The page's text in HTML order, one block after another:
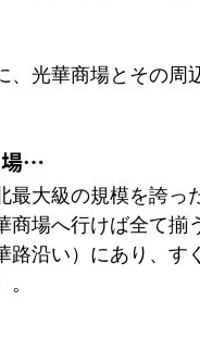
、光華商場とその周
場…
最大級の規模を誇っ
商場へ行けば全て
路沿い）にあり、